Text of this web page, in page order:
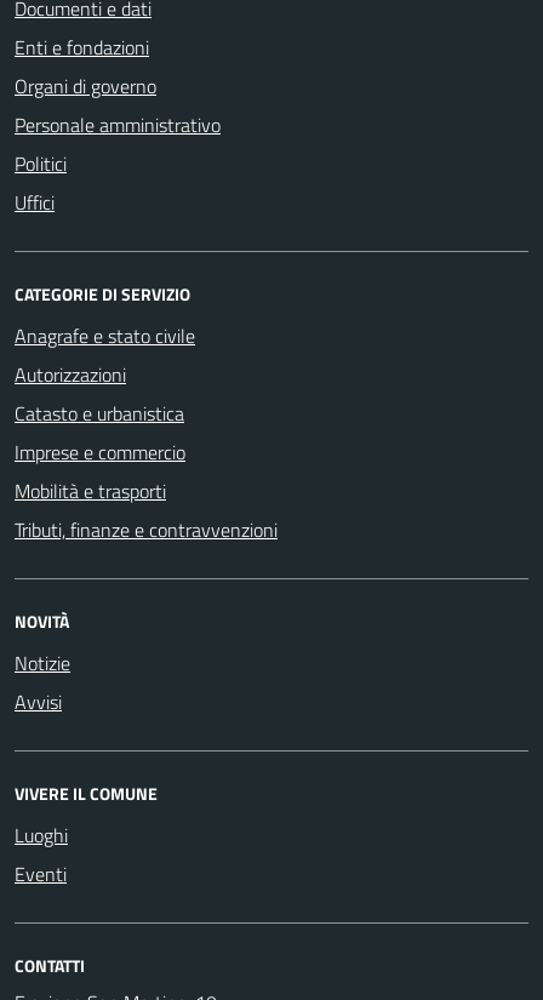
Documenti e dati
Enti e fondazioni
Organi di governo
Personale amministrativo
Politici
Uffici
CATEGORIE DI SERVIZIO
Anagrafe e stato civile
Autorizzazioni
Catasto e urbanistica
Imprese e commercio
Mobilità e trasporti
Tributi, finanze e contravvenzioni
NOVITÀ
Notizie
Avvisi
VIVERE IL COMUNE
Luoghi
Eventi
CONTATTI